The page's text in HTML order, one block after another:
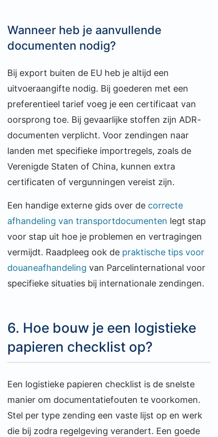
Wanneer heb je aanvullende
documenten nodig?
Bij export buiten de EU heb je altijd een
uitvoeraangifte nodig. Bij goederen met een
preferentieel tarief voeg je een certificaat van
oorsprong toe. Bij gevaarlijke stoffen zijn ADR-
documenten verplicht. Voor zendingen naar
landen met specifieke importregels, zoals de
Verenigde Staten of China, kunnen extra
certificaten of vergunningen vereist zijn.
Een handige externe gids over de correcte
afhandeling van transportdocumenten legt stap
voor stap uit hoe je problemen en vertragingen
vermijdt. Raadpleeg ook de praktische tips voor
douaneafhandeling van Parcelinternational voor
specifieke situaties bij internationale zendingen.
6. Hoe bouw je een logistieke
papieren checklist op?
Een logistieke papieren checklist is de snelste
manier om documentatiefouten te voorkomen.
Stel per type zending een vaste lijst op en werk
die bij zodra regelgeving verandert. Een goede